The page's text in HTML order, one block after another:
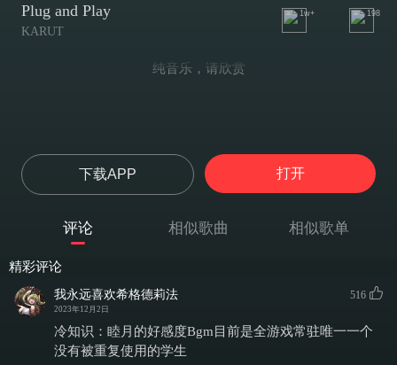
Plug and Play
KARUT
1w+ 198
纯音乐，请欣赏
下载APP 打开
评论 相似歌曲 相似歌单
精彩评论
我永远喜欢希格德莉法
2023年12月2日
516
冷知识：睦月的好感度Bgm目前是全游戏常驻唯一一个
没有被重复使用的学生